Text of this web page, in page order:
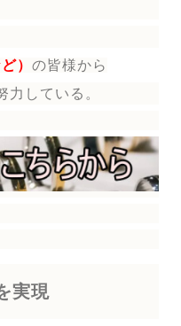
） の皆様から
力している。
実現